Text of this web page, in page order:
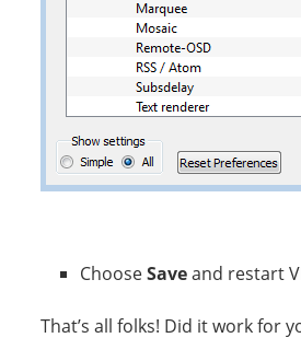
ChooseSaveand restart
That’s all folks! Did it work for